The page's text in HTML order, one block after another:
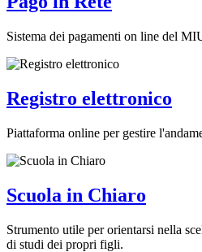
Sistema dei pagamenti on line del
Registro elettronico
Piattaforma online per gestire
Scuola in Chiaro
Strumento utile per orientarsi nella
di studi dei propri figli.